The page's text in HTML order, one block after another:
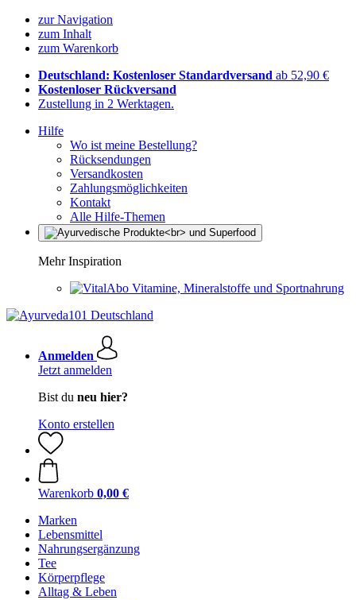
zur Navigation
zum Inhalt
zum Warenkorb
Deutschland: Kostenloser Standardversand ab 52,90 €
Kostenloser Rückversand
Zustellung in 2 Werktagen.
Hilfe
Wo ist meine Bestellung?
Rücksendungen
Versandkosten
Zahlungsmöglichkeiten
Kontakt
Alle Hilfe-Themen
Mehr Inspiration
Vitamine, Mineralstoffe und Sportnahrung
Anmelden
Jetzt anmelden
Bist du neu hier?
Konto erstellen
Warenkorb 0,00 €
Marken
Lebensmittel
Nahrungsergänzung
Tee
Körperpflege
Alltag & Leben